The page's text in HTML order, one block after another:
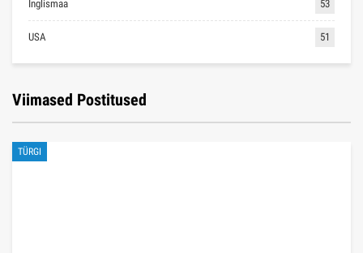
Inglismaa 53
USA 51
Viimased Postitused
TÜRGI